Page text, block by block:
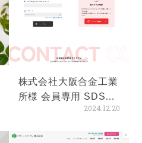
株式会社大阪合金工業
所様 会員専用 SDS資
料ダウンロードページ
2024.12.20